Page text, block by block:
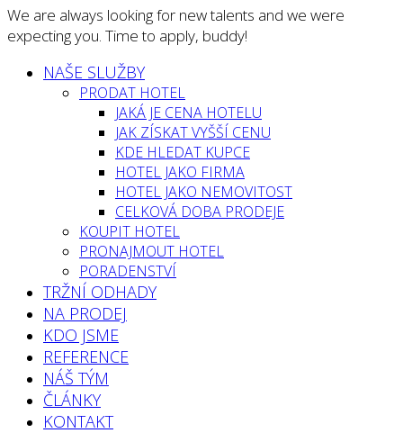
We are always looking for new talents and we were
expecting you. Time to apply, buddy!
NAŠE SLUŽBY
PRODAT HOTEL
JAKÁ JE CENA HOTELU
JAK ZÍSKAT VYŠŠÍ CENU
KDE HLEDAT KUPCE
HOTEL JAKO FIRMA
HOTEL JAKO NEMOVITOST
CELKOVÁ DOBA PRODEJE
KOUPIT HOTEL
PRONAJMOUT HOTEL
PORADENSTVÍ
TRŽNÍ ODHADY
NA PRODEJ
KDO JSME
REFERENCE
NÁŠ TÝM
ČLÁNKY
KONTAKT